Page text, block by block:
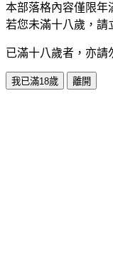
本部落格內容僅限年
若您未滿十八歲，請
已滿十八歲者，亦請
我已滿18歲 離開